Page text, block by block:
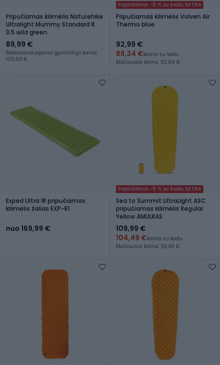
Pripučiamas kilimėlis Naturehike
Ultralight Mummy Standard R
3.5 wild green
89,99 €
Rekomenduojama gamintojo kaina:
109,99 €
Papildomai -5 % su kodu EXTRA
Pripučiamas kilimėlis Volven Air
Thermo blue
92,99 €
88,34 €kaina su kodu
Mažiausia kaina: 83,69 €
Exped Ultra 1R pripučiamas
kilimėlis žalias EXP-R1
nuo 169,99 €
Papildomai -5 % su kodu EXTRA
Sea to Summit UltraLight ASC
pripučiamas kilimėlis Regular
Yellow AMULRAS
109,99 €
104,49 €kaina su kodu
Mažiausia kaina: 93,49 €